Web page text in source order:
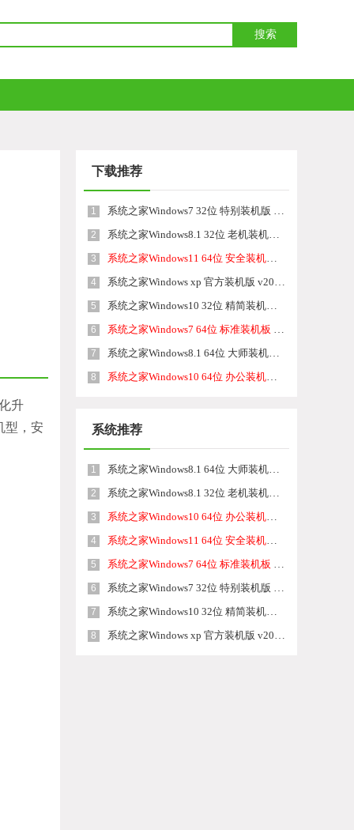
升
型，安
下载推荐
1 系统之家Windows7 32位 特别装机版 v2026.08
2 系统之家Windows8.1 32位 老机装机版 v2026.08
3 系统之家Windows11 64位 安全装机版 v2026.08
4 系统之家Windows xp 官方装机版 v2026.08
5 系统之家Windows10 32位 精简装机版 v2026.08
6 系统之家Windows7 64位 标准装机板 v2026.08
7 系统之家Windows8.1 64位 大师装机版 v2026.08
8 系统之家Windows10 64位 办公装机版 v2026.08
系统推荐
1 系统之家Windows8.1 64位 大师装机版 v2026.08
2 系统之家Windows8.1 32位 老机装机版 v2026.08
3 系统之家Windows10 64位 办公装机版 v2026.08
4 系统之家Windows11 64位 安全装机版 v2026.08
5 系统之家Windows7 64位 标准装机板 v2026.08
6 系统之家Windows7 32位 特别装机版 v2026.08
7 系统之家Windows10 32位 精简装机版 v2026.08
8 系统之家Windows xp 官方装机版 v2026.08